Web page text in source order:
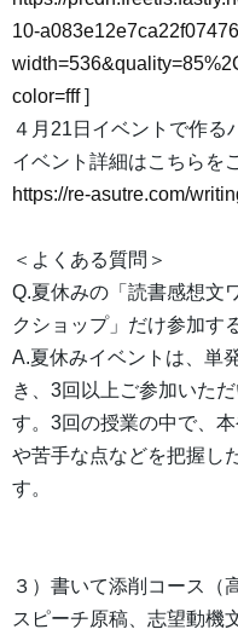
10-
color=fff]
４月21日イベントで作る
イベント詳細はこちらを
https://re-asutre.com/
＜よくある質問＞
Q.夏休みの「読書感想文
クショップ」だけ参加す
A.夏休みイベントは、単
き、3回以上ご参加いた
す。3回の授業の中で、
や苦手な点などを把握し
す。
３）書いて添削コース
スピーチ原稿、志望動機